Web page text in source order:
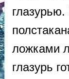
глазурью.
ложками
глазурь